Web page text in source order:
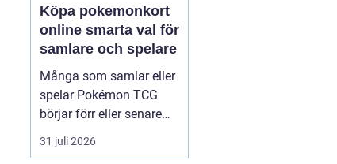
Köpa pokemonkort
online smarta val för
samlare och spelare
Många som samlar eller
spelar Pokémon TCG
börjar förr eller senare
fundera på hur de kan
köpa kort på ett enklare
31 juli 2026